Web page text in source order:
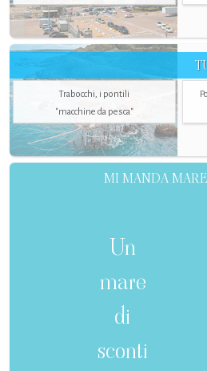
Trabocchi, i pontili
"macchine da pesca"
MI MANDA
Un
mare
di
sconti